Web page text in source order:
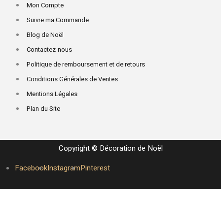
Mon Compte
Suivre ma Commande
Blog de Noël
Contactez-nous
Politique de remboursement et de retours
Conditions Générales de Ventes
Mentions Légales
Plan du Site
Copyright © Décoration de Noël
FacebookInstagramPinterest